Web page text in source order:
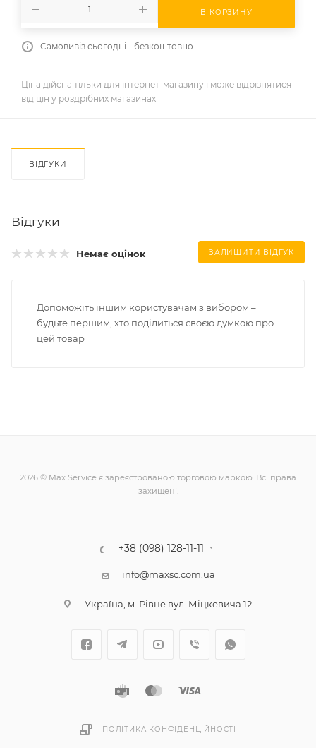
В КОРЗИНУ
Самовивіз сьогодні - безкоштовно
Ціна дійсна тільки для інтернет-магазину і може відрізнятися
від цін у роздрібних магазинах
ВІДГУКИ
Відгуки
Немає оцінок ЗАЛИШИТИ ВІДГУК
Допоможіть іншим користувачам з вибором –
будьте першим, хто поділиться своєю думкою про
цей товар
2026 © Max Service є зареєстрованою торговою маркою. Всі права
захищені.
+38 (098) 128-11-11
info@maxsc.com.ua
Українa, м. Рівне вул. Міцкевича 12
ПОЛІТИКА КОНФІДЕНЦІЙНОСТІ